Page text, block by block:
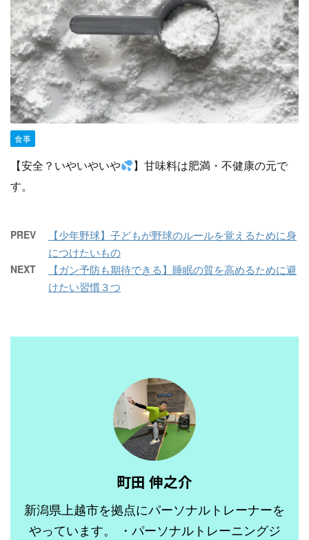
食事
【安全？いやいやいや
】甘味料は肥満・不健康の元で
す。
PREV
【少年野球】子どもが野球のルールを覚えるために身
につけたいもの
NEXT
【ガン予防も期待できる】睡眠の質を高めるために避
けたい習慣３つ
町田 伸之介
新潟県上越市を拠点にパーソナルトレーナーを
やっています。 ・パーソナルトレーニングジ